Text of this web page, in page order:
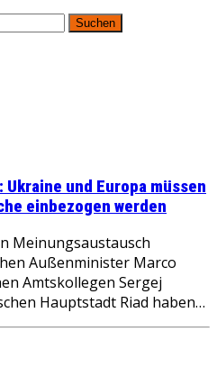
und Europa müssen
einbezogen werden
Meinungsaustausch
Außenminister Marco
Amtskollegen Sergej
Hauptstadt Riad haben…